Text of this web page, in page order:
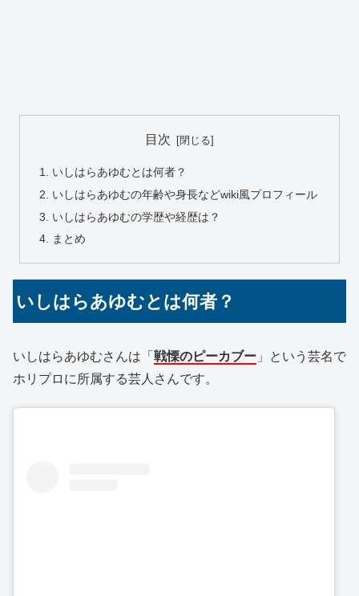
目次
いしはらあゆむとは何者？
いしはらあゆむの年齢や身長などwiki風プロフィール
いしはらあゆむの学歴や経歴は？
まとめ
いしはらあゆむとは何者？
いしはらあゆむさんは「 戦慄のピーカブー 」という芸名で
ホリプロに所属する芸人さんです。